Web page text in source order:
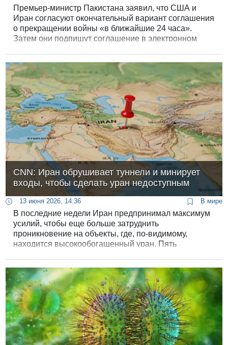
Премьер-министр Пакистана заявил, что США и
Иран согласуют окончательный вариант соглашения
о прекращении войны «в ближайшие 24 часа».
Затем они подпишут соглашение в электронном
CNN: Иран обрушивает туннели и минирует
входы, чтобы сделать уран недоступным
13 июня 2026, 14:36 В мире
В последние недели Иран предпринимал максимум
усилий, чтобы еще больше затруднить
проникновение на объекты, где, по-видимому,
находится высокообогащенный уран. Пять
обрушивали туннели и минировали входы.